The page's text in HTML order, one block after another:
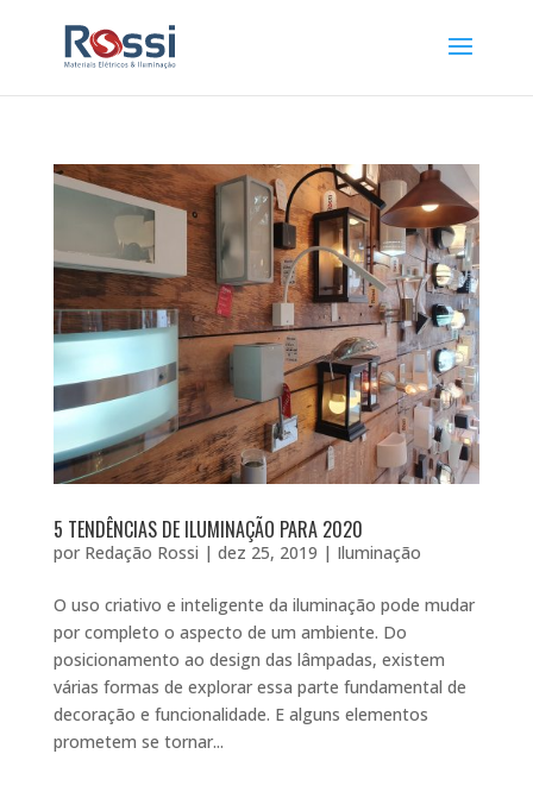
5 TENDÊNCIAS DE ILUMINAÇÃO PARA 2020
por Redação Rossi | dez 25, 2019 | Iluminação
O uso criativo e inteligente da iluminação pode mudar
por completo o aspecto de um ambiente. Do
posicionamento ao design das lâmpadas, existem
várias formas de explorar essa parte fundamental de
decoração e funcionalidade. E alguns elementos
prometem se tornar...